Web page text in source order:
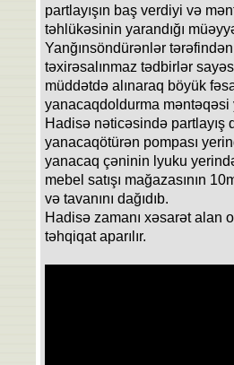
partlayışın baş verdiyi və
təhlükəsinin yarandığı
Yanğınsöndürənlər
təxirəsalınmaz tədbirlər
müddətdə alınaraq böyük
yanacaqdoldurma məntəqəsi
Hadisə nəticəsində partlayış
yanacaqötürən pompası
yanacaq çəninin lyuku
mebel satışı mağazasının
və tavanını dağıdıb.
Hadisə zamanı xəsarət alan
təhqiqat aparılır.